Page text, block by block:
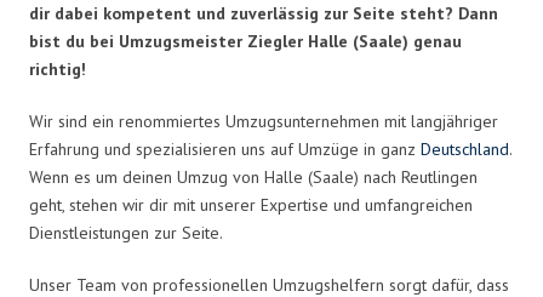
dir dabei kompetent und zuverlässig zur Seite steht? Dann
bist du bei Umzugsmeister Ziegler Halle (Saale) genau
richtig!
Wir sind ein renommiertes Umzugsunternehmen mit langjähriger
Erfahrung und spezialisieren uns auf Umzüge in ganz Deutschland.
Wenn es um deinen Umzug von Halle (Saale) nach Reutlingen
geht, stehen wir dir mit unserer Expertise und umfangreichen
Dienstleistungen zur Seite.
Unser Team von professionellen Umzugshelfern sorgt dafür, dass